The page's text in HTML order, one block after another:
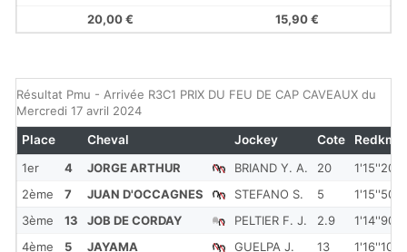
20,00 € 15,90 €
Résultat Pmu - Arrivée R3C1 PRIX DU FEU DE CAP CAVEAUX du
Mercredi 17 avril 2024
1er 4 JORGE ARTHUR BRIAND Y. A. 20
1'15''200
2ème
7 JUAN D'OCCAGNES STEFANO S. 5
1'15''500
3ème
13 JOB DE CORDAY PELTIER F. J. 2.9
1'14''900
4ème
5 JAYAMA GUELPA J. 13
1'16''100
Place Cheval Jockey Cote Redkm